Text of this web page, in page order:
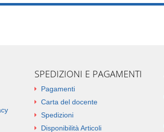
SPEDIZIONI E PAGAMENTI
Pagamenti
Carta del docente
Spedizioni
Disponibilità Articoli